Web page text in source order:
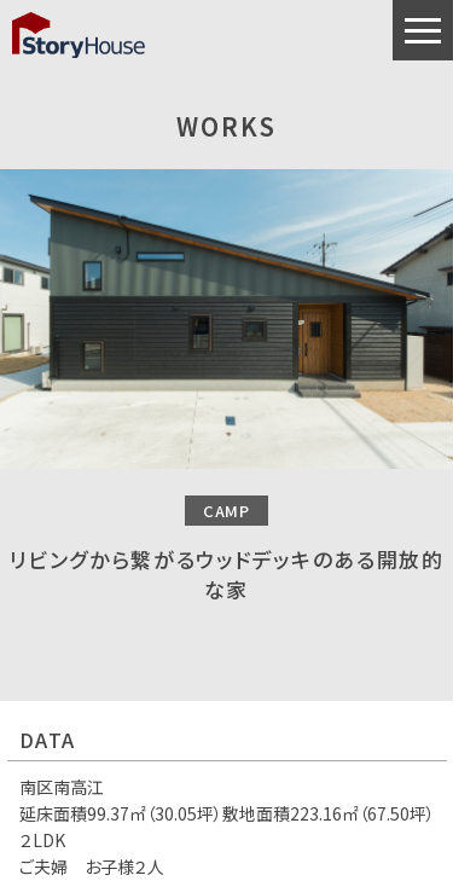
WORKS
CAMP
リビングから繋がるウッドデッキのある開放的
な家
DATA
南区南高江
延床面積99.37㎡（30.05坪）敷地面積223.16㎡（67.50坪）
２LDK
ご夫婦 お子様２人